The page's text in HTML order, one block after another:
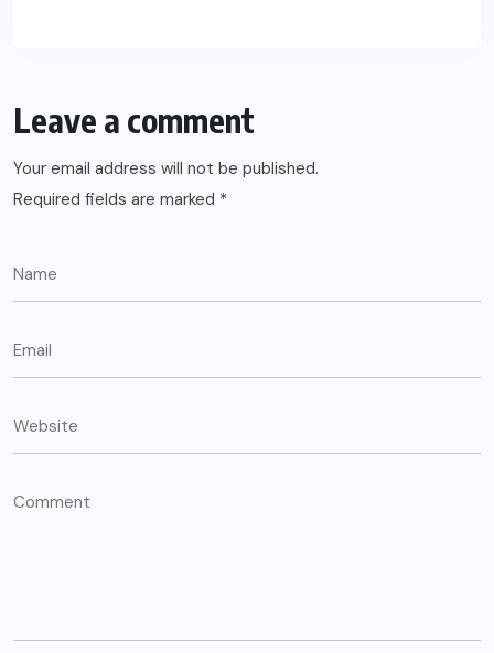
Leave a comment
Your email address will not be published.
Required fields are marked *